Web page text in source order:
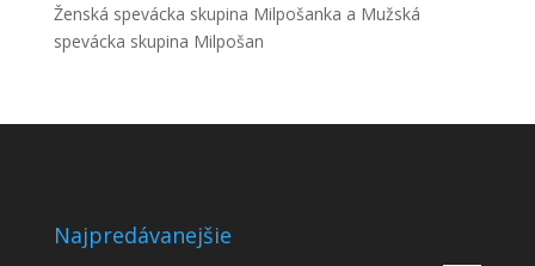
Ženská spevácka skupina Milpošanka a Mužská
spevácka skupina Milpošan
Najpredávanejšie